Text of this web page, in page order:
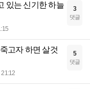
있는 신기한 하늘
3
댓글
고자 하면 살것
21:12
5
댓글